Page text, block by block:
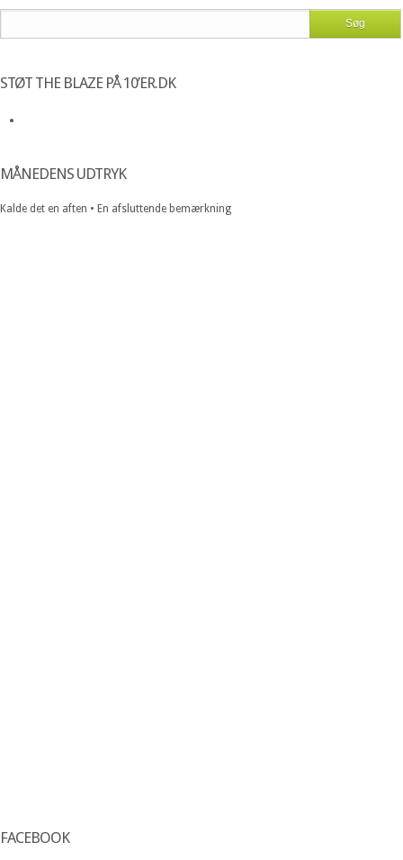
STØT THE BLAZE PÅ 10’ER.DK
MÅNEDENS UDTRYK
Kalde det en aften • En afsluttende bemærkning
FACEBOOK